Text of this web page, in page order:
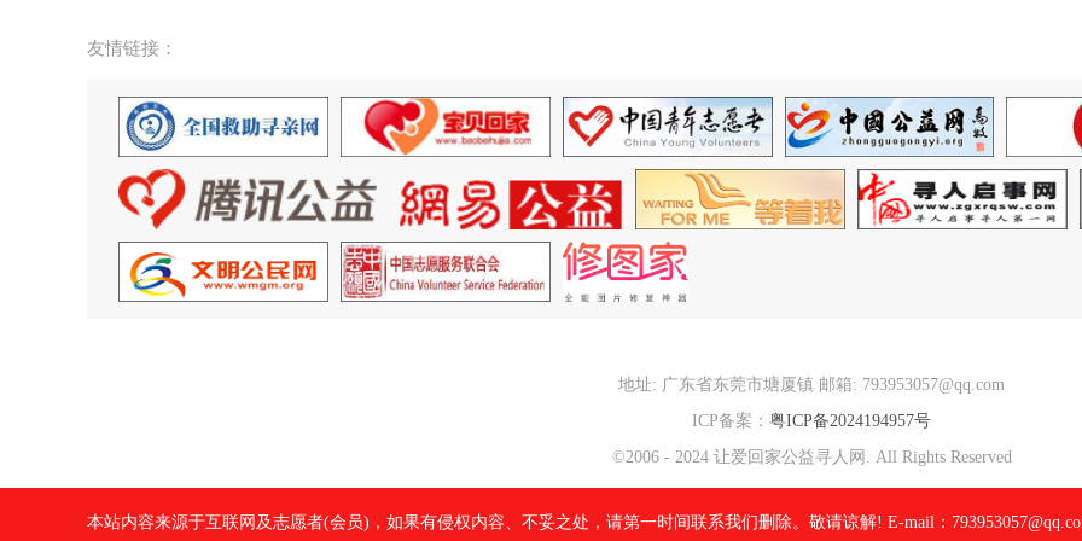
友情链接：
地址: 广东省东莞市塘厦镇 邮箱: 793953057@qq.com
ICP备案： 粤ICP备2024194957号
©2006 - 2024 让爱回家公益寻人网. All Rights Reserved
本站内容来源于互联网及志愿者(会员)，如果有侵权内容、不妥之处，请第一时间联系我们删除。敬请谅解! E-mail：